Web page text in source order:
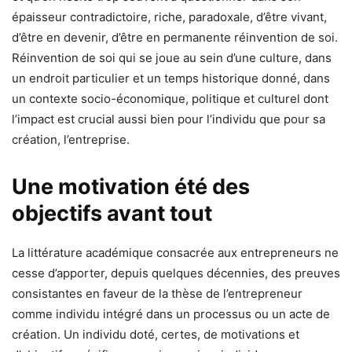
épaisseur contradictoire, riche, paradoxale, d’être vivant,
d’être en devenir, d’être en permanente réinvention de soi.
Réinvention de soi qui se joue au sein d’une culture, dans
un endroit particulier et un temps historique donné, dans
un contexte socio-économique, politique et culturel dont
l’impact est crucial aussi bien pour l’individu que pour sa
création, l’entreprise.
Une motivation été des
objectifs avant tout
La littérature académique consacrée aux entrepreneurs ne
cesse d’apporter, depuis quelques décennies, des preuves
consistantes en faveur de la thèse de l’entrepreneur
comme individu intégré dans un processus ou un acte de
création. Un individu doté, certes, de motivations et